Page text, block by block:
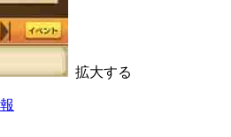
拡大する